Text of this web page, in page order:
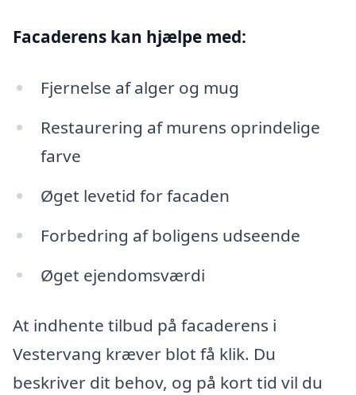
Facaderens kan hjælpe med:
Fjernelse af alger og mug
Restaurering af murens oprindelige
farve
Øget levetid for facaden
Forbedring af boligens udseende
Øget ejendomsværdi
At indhente tilbud på facaderens i
Vestervang kræver blot få klik. Du
beskriver dit behov, og på kort tid vil du